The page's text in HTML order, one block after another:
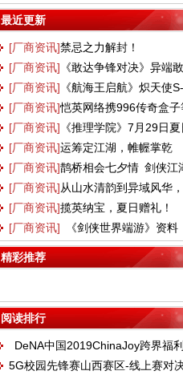
最近更新
[厂商资讯]禁忌之力解封！
GQuuuuuuX正式降临万代《敢达
[厂商资讯] 《敢达争锋对决》异端敢
达金色机天照正式参战 双形态演
技
[厂商资讯] 《航海王启航》炽天使S-
蛇女正式登场！这份阵容搭配请收
[厂商资讯]恺英网络携996传奇盒子
三大产品亮相2026 ChinaJoy 沙
归心城池实景落地展馆
[厂商资讯] 《推理学院》7月29日夏
盛会活动完美呈现
[厂商资讯]运筹定江湖，帷幄掌乾
坤！《剑网一》全新资料片【运筹
日上线！
[厂商资讯]鹊桥相会七夕情 剑侠江
共良辰 《剑网2》七夕版本今日浪
[厂商资讯]从山水清韵到异域风华，
盛夏新裳伴你共赴新章！
[厂商资讯]揽英纳宝，夏日赠礼！
《剑侠世界3》夏日新品与福利上线
[厂商资讯] 《剑侠世界端游》资料
片 “开疆拓土” 今日上线，战域领
精彩推荐
阅读排行
DeNA中国2019ChinaJoy跨界福利
大集合
5G校园先锋赛山西赛区-线上赛对